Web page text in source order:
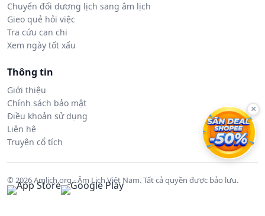
Chuyển đổi dương lịch sang âm lịch
Gieo quẻ hỏi việc
Tra cứu can chi
Xem ngày tốt xấu
Thông tin
Giới thiệu
Chính sách bảo mật
Điều khoản sử dụng
Liên hệ
Truyện cổ tích
© 2026 Amlich.org - Âm Lịch Việt Nam. Tất cả quyền được bảo lưu.
×